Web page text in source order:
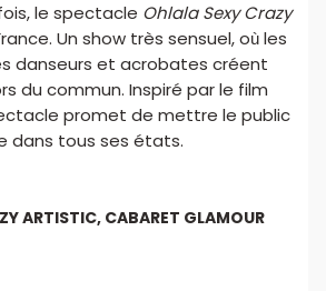
le spectacle Ohlala Sexy Crazy
Un show très sensuel, où les
danseurs et acrobates créent
du commun. Inspiré par le film
promet de mettre le public
dans tous ses états.
ARTISTIC, CABARET GLAMOUR